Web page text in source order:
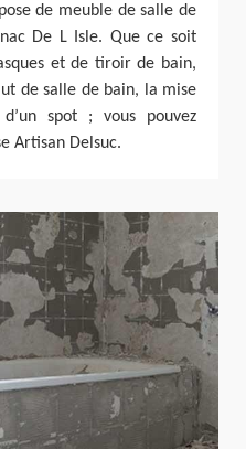
de meuble de salle de
De L Isle. Que ce soit
et de tiroir de bain,
de salle de bain, la mise
spot ; vous pouvez
Artisan Delsuc.